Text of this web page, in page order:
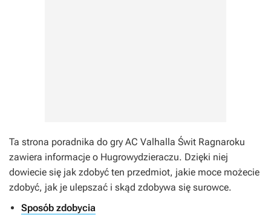
Ta strona poradnika do gry AC Valhalla Świt Ragnaroku
zawiera informacje o Hugrowydzieraczu. Dzięki niej
dowiecie się jak zdobyć ten przedmiot, jakie moce możecie
zdobyć, jak je ulepszać i skąd zdobywa się surowce.
Sposób zdobycia